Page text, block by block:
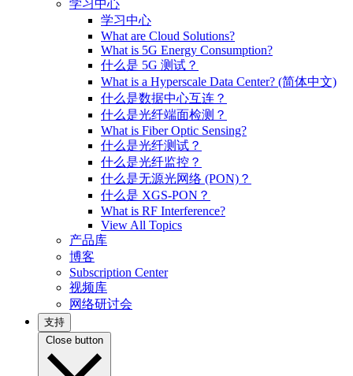
学习中心
学习中心
What are Cloud Solutions?
What is 5G Energy Consumption?
什么是 5G 测试？
What is a Hyperscale Data Center? (简体中文)
什么是数据中心互连？
什么是光纤端面检测？
What is Fiber Optic Sensing?
什么是光纤测试？
什么是光纤监控？
什么是无源光网络 (PON)？
什么是 XGS-PON？
What is RF Interference?
View All Topics
产品库
博客
Subscription Center
视频库
网络研讨会
支持
Close button